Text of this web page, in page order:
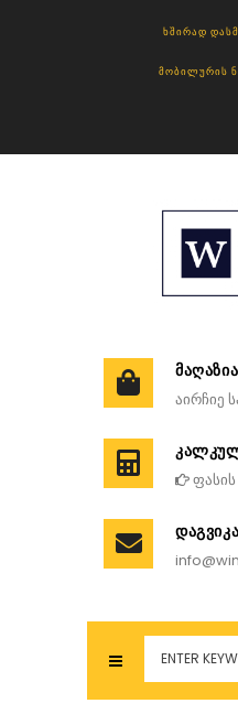
ᲮᲨᲘᲠᲐᲓ
ᲛᲝᲑᲘᲚᲣᲠᲘᲡ
ᲛᲐᲦᲐᲖᲘᲐ
აირჩიე